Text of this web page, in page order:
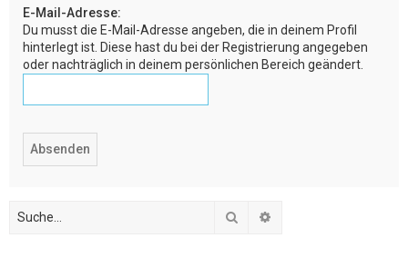
E-Mail-Adresse:
Du musst die E-Mail-Adresse angeben, die in deinem Profil
hinterlegt ist. Diese hast du bei der Registrierung angegeben
oder nachträglich in deinem persönlichen Bereich geändert.
Suche